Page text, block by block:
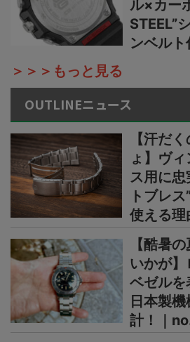
ル×カー
STEEL”
ンベル
＞＞＞もっと見る
OUTLINEニュース
【汗だ
ょ】ヴ
ス用に忠
トブレ
使える
【酷暑
いかが
ベゼルを
日本製
計！｜